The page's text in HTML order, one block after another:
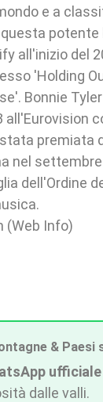
e a
potente
all'inizio del
'Holding
Bonnie
premiata
nel settembre
dell'Ordine
(Web Info)
& Paesi
ufficiale
dalle valli.